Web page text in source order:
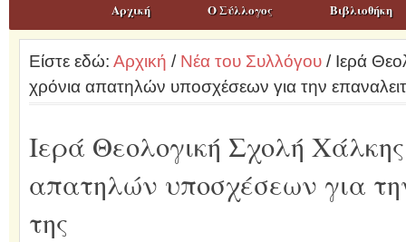
Αρχική Ο Σύλλογος Βιβλιοθήκη
Είστε εδώ: Αρχική / Νέα του Συλλόγου/ Ιερά
χρόνια απατηλών υποσχέσεων για την
Ιερά Θεολογική Σχολή
απατηλών υποσχέσεων για
της